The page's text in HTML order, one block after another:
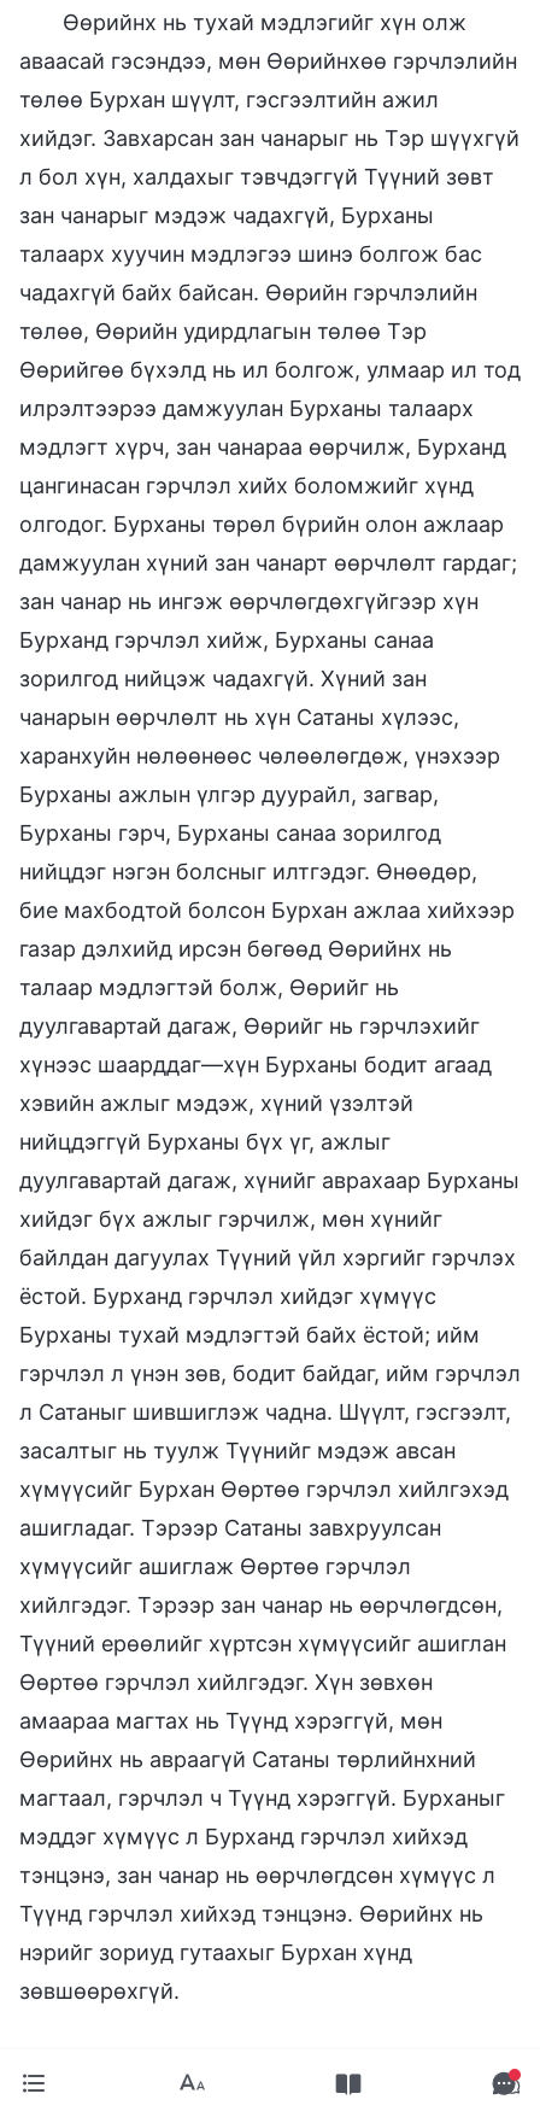
Өөрийнх нь тухай мэдлэгийг хүн олж
аваасай гэсэндээ, мөн Өөрийнхөө гэрчлэлийн
төлөө Бурхан шүүлт, гэсгээлтийн ажил
хийдэг. Завхарсан зан чанарыг нь Тэр шүүхгүй
л бол хүн, халдахыг тэвчдэггүй Түүний зөвт
зан чанарыг мэдэж чадахгүй, Бурханы
талаарх хуучин мэдлэгээ шинэ болгож бас
чадахгүй байх байсан. Өөрийн гэрчлэлийн
төлөө, Өөрийн удирдлагын төлөө Тэр
Өөрийгөө бүхэлд нь ил болгож, улмаар ил тод
илрэлтээрээ дамжуулан Бурханы талаарх
мэдлэгт хүрч, зан чанараа өөрчилж, Бурханд
цангинасан гэрчлэл хийх боломжийг хүнд
олгодог. Бурханы төрөл бүрийн олон ажлаар
дамжуулан хүний зан чанарт өөрчлөлт гардаг;
зан чанар нь ингэж өөрчлөгдөхгүйгээр хүн
Бурханд гэрчлэл хийж, Бурханы санаа
зорилгод нийцэж чадахгүй. Хүний зан
чанарын өөрчлөлт нь хүн Сатаны хүлээс,
харанхуйн нөлөөнөөс чөлөөлөгдөж, үнэхээр
Бурханы ажлын үлгэр дуурайл, загвар,
Бурханы гэрч, Бурханы санаа зорилгод
нийцдэг нэгэн болсныг илтгэдэг. Өнөөдөр,
бие махбодтой болсон Бурхан ажлаа хийхээр
газар дэлхийд ирсэн бөгөөд Өөрийнх нь
талаар мэдлэгтэй болж, Өөрийг нь
дуулгавартай дагаж, Өөрийг нь гэрчлэхийг
хүнээс шаарддаг—хүн Бурханы бодит агаад
хэвийн ажлыг мэдэж, хүний үзэлтэй
нийцдэггүй Бурханы бүх үг, ажлыг
дуулгавартай дагаж, хүнийг аврахаар Бурханы
хийдэг бүх ажлыг гэрчилж, мөн хүнийг
байлдан дагуулах Түүний үйл хэргийг гэрчлэх
ёстой. Бурханд гэрчлэл хийдэг хүмүүс
Бурханы тухай мэдлэгтэй байх ёстой; ийм
гэрчлэл л үнэн зөв, бодит байдаг, ийм гэрчлэл
л Сатаныг шившиглэж чадна. Шүүлт, гэсгээлт,
засалтыг нь туулж Түүнийг мэдэж авсан
хүмүүсийг Бурхан Өөртөө гэрчлэл хийлгэхэд
ашигладаг. Тэрээр Сатаны завхруулсан
хүмүүсийг ашиглаж Өөртөө гэрчлэл
хийлгэдэг. Тэрээр зан чанар нь өөрчлөгдсөн,
Түүний ерөөлийг хүртсэн хүмүүсийг ашиглан
Өөртөө гэрчлэл хийлгэдэг. Хүн зөвхөн
амаараа магтах нь Түүнд хэрэггүй, мөн
Өөрийнх нь авраагүй Сатаны төрлийнхний
магтаал, гэрчлэл ч Түүнд хэрэггүй. Бурханыг
мэддэг хүмүүс л Бурханд гэрчлэл хийхэд
тэнцэнэ, зан чанар нь өөрчлөгдсөн хүмүүс л
Түүнд гэрчлэл хийхэд тэнцэнэ. Өөрийнх нь
нэрийг зориуд гутаахыг Бурхан хүнд
зөвшөөрөхгүй.
а. Эх бичвэрт “Бурханыг мэдэх ажил” гэж